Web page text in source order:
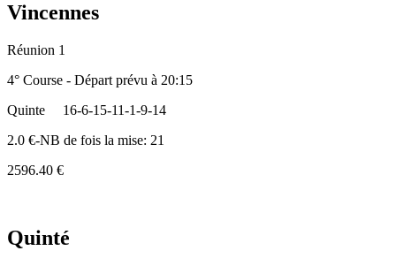
Vincennes
Réunion 1
4° Course - Départ prévu à 20:15
Quinte
16-6-15-11-1-9-14
2.0 €-NB de fois la mise: 21
2596.40 €
Quinté